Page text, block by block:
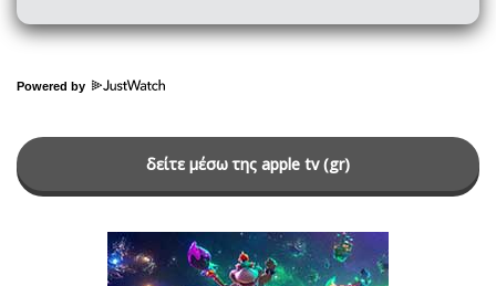
Powered by
δείτε μέσω της apple tv (gr)